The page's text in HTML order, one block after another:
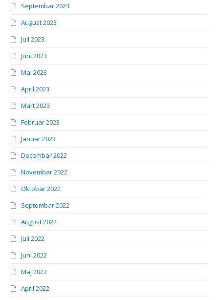
Septembar 2023
August 2023
Juli 2023
Juni 2023
Maj 2023
April 2023
Mart 2023
Februar 2023
Januar 2023
Decembar 2022
Novembar 2022
Oktobar 2022
Septembar 2022
August 2022
Juli 2022
Juni 2022
Maj 2022
April 2022